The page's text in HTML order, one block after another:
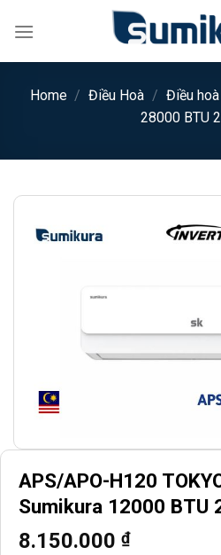
đến
Home / Điều Hoà / Điều
28000 BTU
APS/APO-H120
Sumikura 12000 BTU
8.150.000 ₫